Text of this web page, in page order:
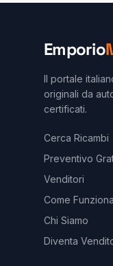
Emporio
Il portale
originali da
certificati.
Cerca Ricambi
Preventivo
Venditori
Come Funziona
Chi Siamo
Diventa